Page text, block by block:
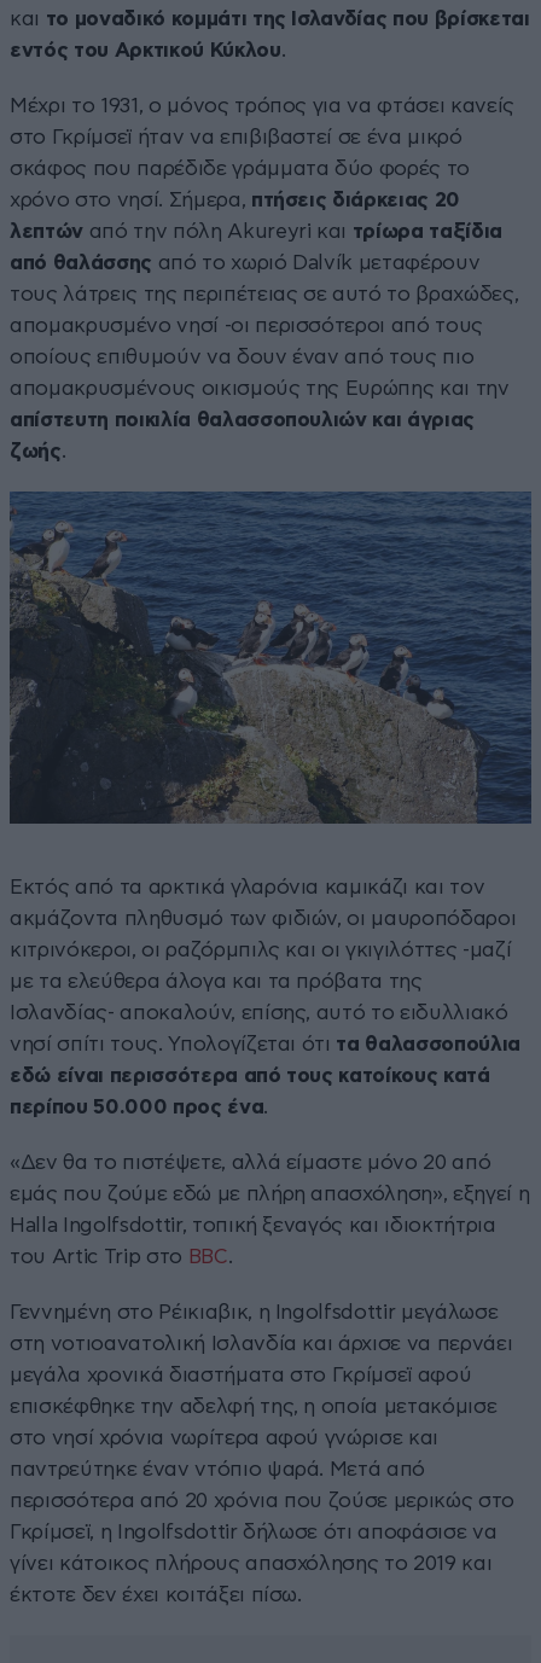
και το μοναδικό κομμάτι της Ισλανδίας που βρίσκεται
εντός του Αρκτικού Κύκλου.
Μέχρι το 1931, ο μόνος τρόπος για να φτάσει κανείς
στο Γκρίμσεϊ ήταν να επιβιβαστεί σε ένα μικρό
σκάφος που παρέδιδε γράμματα δύο φορές το
χρόνο στο νησί. Σήμερα, πτήσεις διάρκειας 20
λεπτώναπό την πόλη Akureyri και τρίωρα ταξίδια
από θαλάσσης από το χωριό Dalvík μεταφέρουν
τους λάτρεις της περιπέτειας σε αυτό το βραχώδες,
απομακρυσμένο νησί -οι περισσότεροι από τους
οποίους επιθυμούν να δουν έναν από τους πιο
απομακρυσμένους οικισμούς της Ευρώπης και την
απίστευτη ποικιλία θαλασσοπουλιών και άγριας
ζωής.
Εκτός από τα αρκτικά γλαρόνια καμικάζι και τον
ακμάζοντα πληθυσμό των φιδιών, οι μαυροπόδαροι
κιτρινόκεροι, οι ραζόρμπιλς και οι γκιγιλόττες -μαζί
με τα ελεύθερα άλογα και τα πρόβατα της
Ισλανδίας- αποκαλούν, επίσης, αυτό το ειδυλλιακό
νησί σπίτι τους. Υπολογίζεται ότι τα θαλασσοπούλια
εδώ είναι περισσότερα από τους κατοίκους κατά
περίπου 50.000 προς ένα.
«Δεν θα το πιστέψετε, αλλά είμαστε μόνο 20 από
εμάς που ζούμε εδώ με πλήρη απασχόληση», εξηγεί η
Halla Ingolfsdottir, τοπική ξεναγός και ιδιοκτήτρια
του Artic Trip στο BBC.
Γεννημένη στο Ρέικιαβικ, η Ingolfsdottir μεγάλωσε
στη νοτιοανατολική Ισλανδία και άρχισε να περνάει
μεγάλα χρονικά διαστήματα στο Γκρίμσεϊ αφού
επισκέφθηκε την αδελφή της, η οποία μετακόμισε
στο νησί χρόνια νωρίτερα αφού γνώρισε και
παντρεύτηκε έναν ντόπιο ψαρά. Μετά από
περισσότερα από 20 χρόνια που ζούσε μερικώς στο
Γκρίμσεϊ, η Ingolfsdottir δήλωσε ότι αποφάσισε να
γίνει κάτοικος πλήρους απασχόλησης το 2019 και
έκτοτε δεν έχει κοιτάξει πίσω.